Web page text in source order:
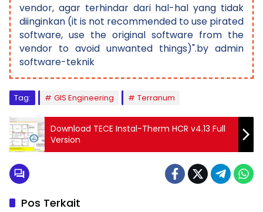
vendor, agar terhindar dari hal-hal yang tidak
diinginkan (it is not recommended to use pirated
software, use the original software from the
vendor to avoid unwanted things)".by admin
software-teknik
Tag: GIS Engineering Terranum
Download TECE Instal-Therm HCR v4.13 Full
Version
Pos Terkait